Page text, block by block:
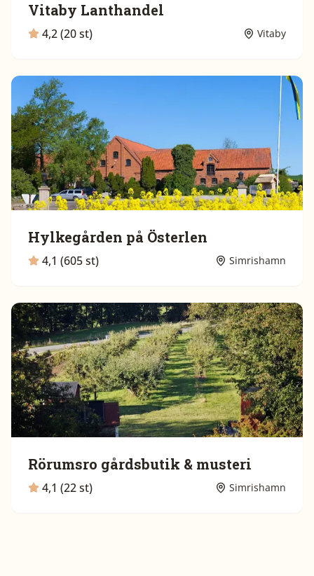
Vitaby Lanthandel
4,2 (20 st) Vitaby
Hylkegården på Österlen
4,1 (605 st) Simrishamn
Rörumsro gårdsbutik & musteri
4,1 (22 st) Simrishamn